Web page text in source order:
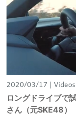
2020/03/17 Videos
ロングドライブで
さん（元SKE48）